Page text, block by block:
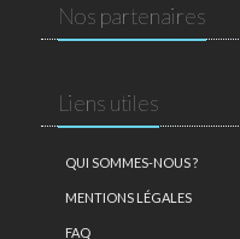
Nos partenaires
Liens utiles
QUI SOMMES-NOUS ?
MENTIONS LÉGALES
FAQ